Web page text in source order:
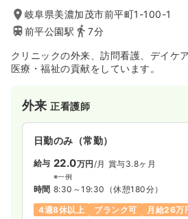
給与 21.1万円/月 賞与2.5ヶ月
※一例
時間 8:00～19:00
日祝休み
月給21万円以上可
岐阜県美濃加茂市前平町1-100-1
前平公園駅
7分
クリニックの外来、訪問看護、デイケ
医療・福祉の貢献をしています。
外来正看護師
日勤のみ（常勤）
給与 22.0万円/月 賞与3.8ヶ月
※一例
時間 8:30～19:30 （休憩180分）
4週8休以上
ブランク可 月給26万